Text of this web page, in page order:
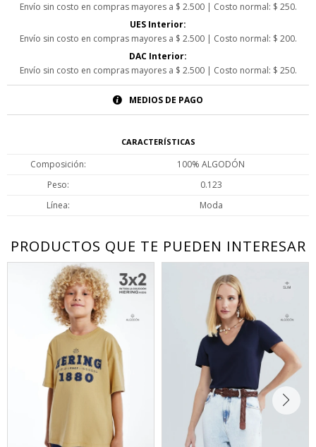
Envío sin costo en compras mayores a $ 2.500 | Costo normal: $ 250.
UES Interior:
Envío sin costo en compras mayores a $ 2.500 | Costo normal: $ 200.
DAC Interior:
Envío sin costo en compras mayores a $ 2.500 | Costo normal: $ 250.
MEDIOS DE PAGO
CARACTERÍSTICAS
Composición
100% ALGODÓN
Peso
0.123
Línea
Moda
PRODUCTOS QUE TE PUEDEN INTERESAR